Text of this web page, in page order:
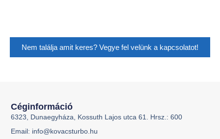
Nem találja amit keres? Vegye fel velünk a kapcsolatot!
Céginformáció
6323, Dunaegyháza, Kossuth Lajos utca 61. Hrsz.: 600
Email: info@kovacsturbo.hu